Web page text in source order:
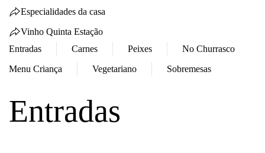
Especialidades da casa
Vinho Quinta Estação
Entradas
Carnes Peixes
No Churrasco
Menu Criança
Vegetariano Sobremesas
Entradas